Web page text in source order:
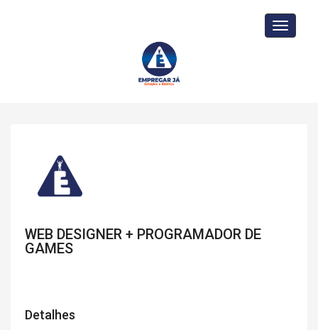
Toggle
WEB DESIGNER + PROGRAMADOR DE
GAMES
Detalhes